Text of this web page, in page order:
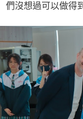
們沒想過可以做得